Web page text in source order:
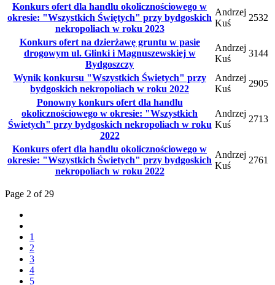
Konkurs ofert dla handlu okolicznościowego w
okresie: "Wszystkich Świętych" przy bydgoskich
nekropoliach w roku 2023
Andrzej
Kuś
2532
Konkurs ofert na dzierżawę gruntu w pasie
drogowym ul. Glinki i Magnuszewskiej w
Bydgoszczy
Andrzej
Kuś
3144
Wynik konkursu "Wszystkich Świetych" przy
bydgoskich nekropoliach w roku 2022
Andrzej
Kuś
2905
Ponowny konkurs ofert dla handlu
okolicznościowego w okresie: "Wszystkich
Świetych" przy bydgoskich nekropoliach w roku
2022
Andrzej
Kuś
2713
Konkurs ofert dla handlu okolicznościowego w
okresie: "Wszystkich Świetych" przy bydgoskich
nekropoliach w roku 2022
Andrzej
Kuś
2761
Page 2 of 29
1
2
3
4
5